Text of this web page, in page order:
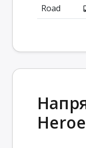
Road